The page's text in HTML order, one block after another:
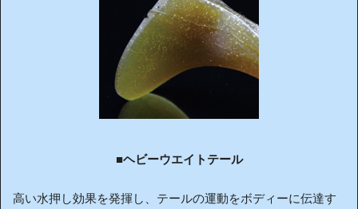
■ヘビーウエイトテール
高い水押し効果を発揮し、テールの運動をボディーに伝達す